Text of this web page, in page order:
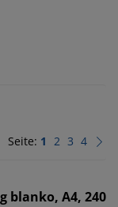
Seite: 1 2 3 4
blanko, A4, 240